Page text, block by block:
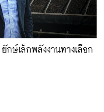
กษ์เล็กพลังงานทางเลือก